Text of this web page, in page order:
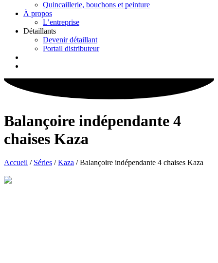
Quincaillerie, bouchons et peinture
À propos
L’entreprise
Détaillants
Devenir détaillant
Portail distributeur
Balançoire indépendante 4
chaises Kaza
Accueil / Séries /Kaza / Balançoire indépendante 4 chaises Kaza